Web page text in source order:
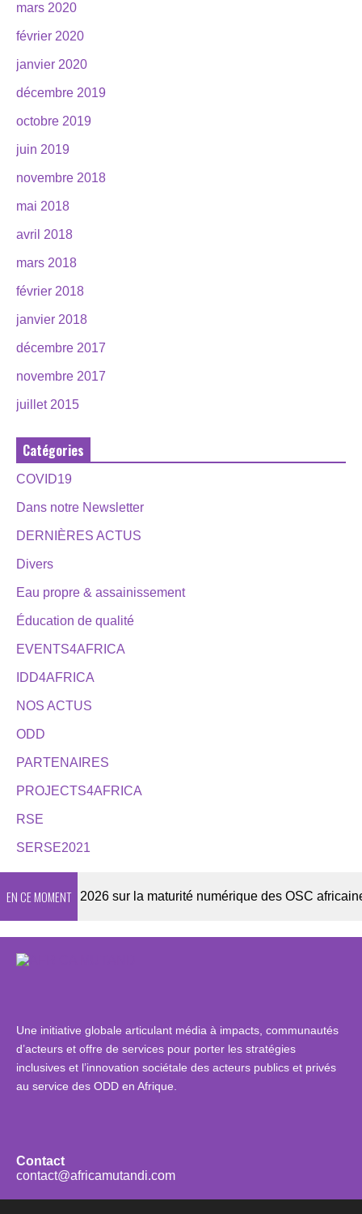
mars 2020
février 2020
janvier 2020
décembre 2019
octobre 2019
juin 2019
novembre 2018
mai 2018
avril 2018
mars 2018
février 2018
janvier 2018
décembre 2017
novembre 2017
juillet 2015
Catégories
COVID19
Dans notre Newsletter
DERNIÈRES ACTUS
Divers
Eau propre & assainissement
Éducation de qualité
EVENTS4AFRICA
IDD4AFRICA
NOS ACTUS
ODD
PARTENAIRES
PROJECTS4AFRICA
RSE
SERSE2021
EN CE MOMENT2026 sur la maturité numérique des OSC africaines
Une initiative globale articulant média à impacts, communautés
d’acteurs et offre de services pour porter les stratégies
inclusives et l’innovation sociétale des acteurs publics et privés
au service des ODD en Afrique.
Contact
contact@africamutandi.com